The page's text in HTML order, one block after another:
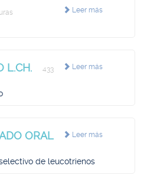
Leer más
Leer más
L.CH.
433
Leer más
ORAL
de leucotrienos